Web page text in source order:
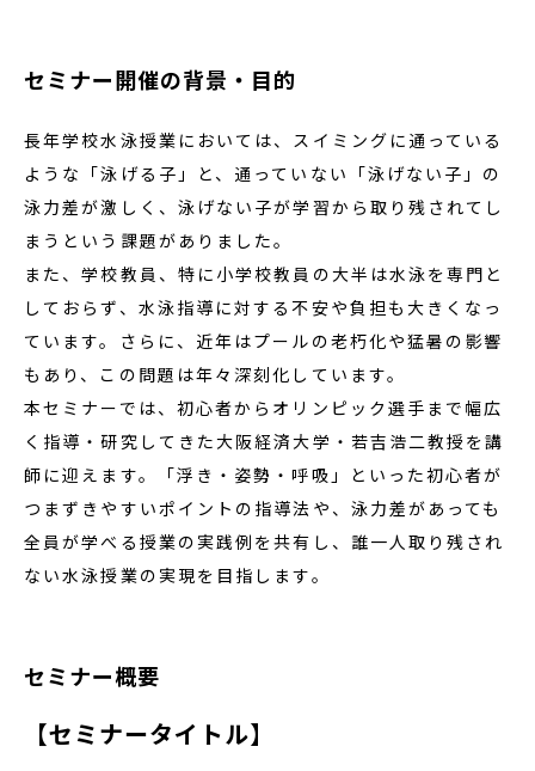
セミナー開催の背景・目的
長年学校水泳授業においては、スイミングに通っている
ような「泳げる子」と、通っていない「泳げない子」の
泳力差が激しく、泳げない子が学習から取り残されてし
まうという課題がありました。
また、学校教員、特に小学校教員の大半は水泳を専門と
しておらず、水泳指導に対する不安や負担も大きくなっ
ています。さらに、近年はプールの老朽化や猛暑の影響
もあり、この問題は年々深刻化しています。
本セミナーでは、初心者からオリンピック選手まで幅広
く指導・研究してきた大阪経済大学・若吉浩二教授を講
師に迎えます。「浮き・姿勢・呼吸」といった初心者が
つまずきやすいポイントの指導法や、泳力差があっても
全員が学べる授業の実践例を共有し、誰一人取り残され
ない水泳授業の実現を目指します。
セミナー概要
【セミナータイトル】